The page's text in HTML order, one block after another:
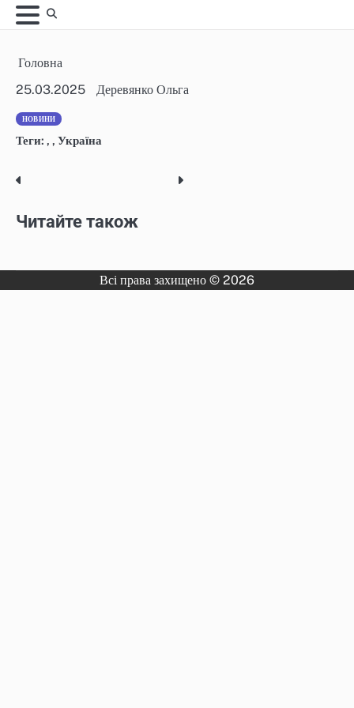
Skip
to
Головна
25.03.2025
Деревянко Ольга
НОВИНИ
Теги: , , Україна
Post
navigation
Читайте також
Всі права захищено © 2026